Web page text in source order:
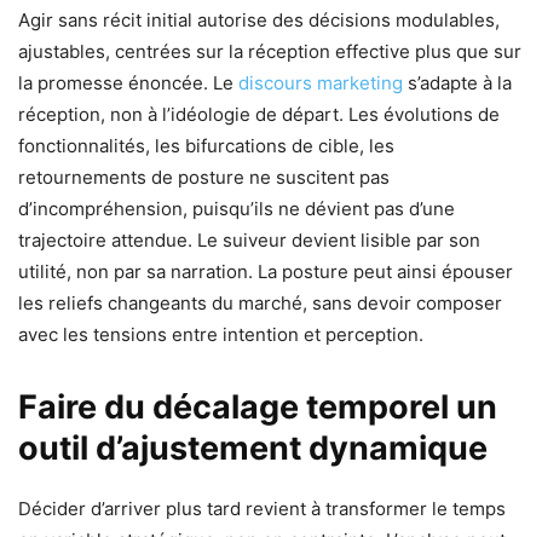
Agir sans récit initial autorise des décisions modulables,
ajustables, centrées sur la réception effective plus que sur
la promesse énoncée. Le discours marketing s’adapte à la
réception, non à l’idéologie de départ. Les évolutions de
fonctionnalités, les bifurcations de cible, les
retournements de posture ne suscitent pas
d’incompréhension, puisqu’ils ne dévient pas d’une
trajectoire attendue. Le suiveur devient lisible par son
utilité, non par sa narration. La posture peut ainsi épouser
les reliefs changeants du marché, sans devoir composer
avec les tensions entre intention et perception.
Faire du décalage temporel un
outil d’ajustement dynamique
Décider d’arriver plus tard revient à transformer le temps